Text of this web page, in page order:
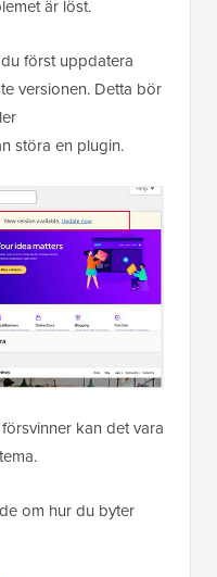
är löst.
först uppdatera
versionen. Detta bör
störa en plugin.
kan det vara
om hur du byter